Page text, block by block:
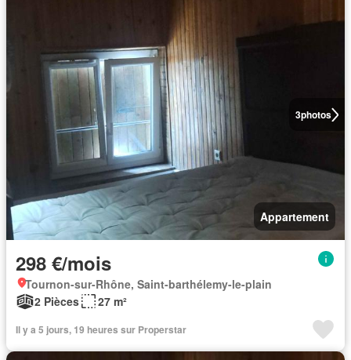
3photos
Appartement
298 €/mois
Tournon-sur-Rhône, Saint-barthélemy-le-plain
2 Pièces
27 m²
Il y a 5 jours, 19 heures sur Properstar